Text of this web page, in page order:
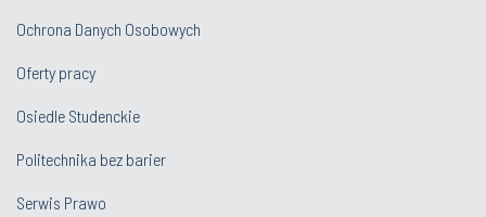
Ochrona Danych Osobowych
Oferty pracy
Osiedle Studenckie
Politechnika bez barier
Serwis Prawo